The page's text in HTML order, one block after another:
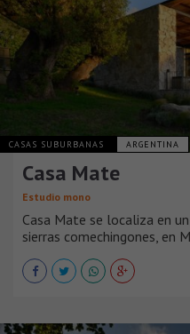
CASAS SUBURBANAS ARGENTINA
Casa Mate
Estudio mono
Casa Mate se localiza en
sierras comechingones, en